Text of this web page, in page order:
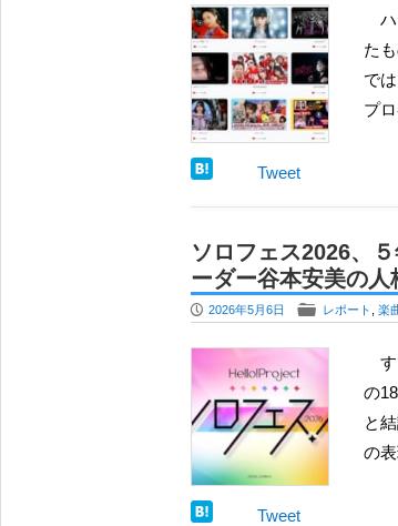
ハロー！プロジェクト の新メンバーをめぐって、モーニング娘。’26 に18期メンバー杉原明紗 が加入し
た
で
プ
Tweet
ソロフェス2026、
ーダー谷本安美の人
P 2026年5月6日 F レポート 楽
すでに旧聞に属するところですが、2026年２月28日の土曜日、ソロフェス2026が開催されました。夕刻
の
と
の
Tweet